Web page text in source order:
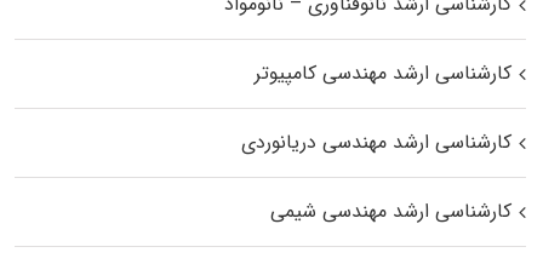
کارشناسی ارشد مهندسی کامپیوتر
کارشناسی ارشد مهندسی دریانوردی
کارشناسی ارشد مهندسی شیمی